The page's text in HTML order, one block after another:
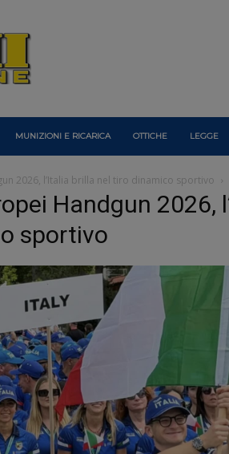
MUNIZIONI E RICARICA OTTICHE LEGGE
2026, l’Italia brilla nel tiro dinamico sportivo
Handgun 2026,
sportivo